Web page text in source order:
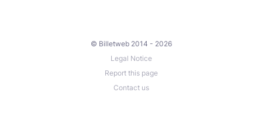
© Billetweb 2014 - 2026
Legal Notice
Report this page
Contact us